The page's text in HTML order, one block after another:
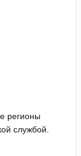
регионы
службой.